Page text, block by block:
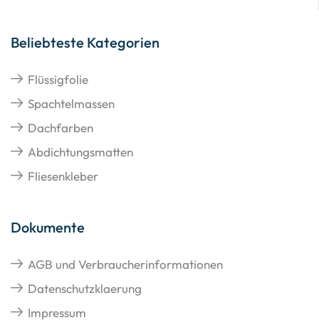
Beliebteste Kategorien
Flüssigfolie
Spachtelmassen
Dachfarben
Abdichtungsmatten
Fliesenkleber
Dokumente
AGB und Verbraucherinformationen
Datenschutzklaerung
Impressum